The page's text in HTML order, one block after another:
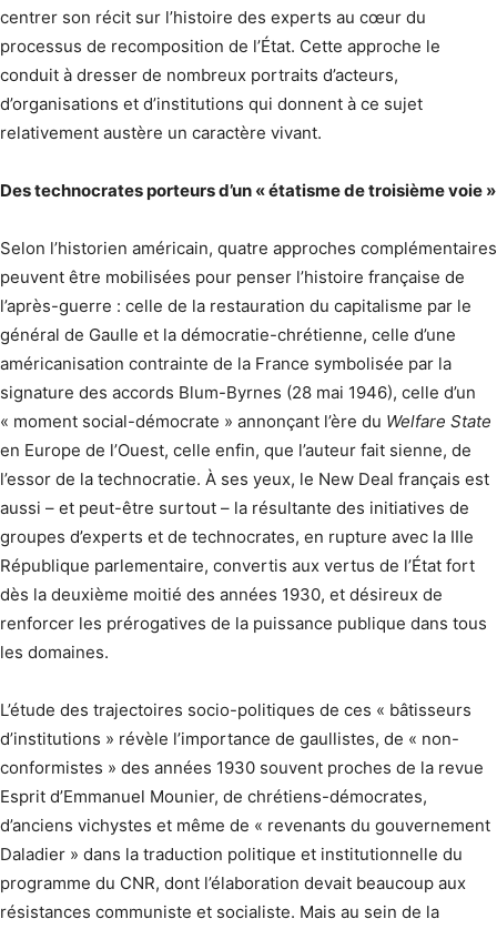
centrer son récit sur l’histoire des experts au cœur du
processus de recomposition de l’État. Cette approche le
conduit à dresser de nombreux portraits d’acteurs,
d’organisations et d’institutions qui donnent à ce sujet
relativement austère un caractère vivant.
Des technocrates porteurs d’un « étatisme de troisième voie »
Selon l’historien américain, quatre approches complémentaires
peuvent être mobilisées pour penser l’histoire française de
l’après-guerre : celle de la restauration du capitalisme par le
général de Gaulle et la démocratie-chrétienne, celle d’une
américanisation contrainte de la France symbolisée par la
signature des accords Blum-Byrnes (28 mai 1946), celle d’un
« moment social-démocrate » annonçant l’ère du Welfare State
en Europe de l’Ouest, celle enfin, que l’auteur fait sienne, de
l’essor de la technocratie. À ses yeux, le New Deal français est
aussi – et peut-être surtout – la résultante des initiatives de
groupes d’experts et de technocrates, en rupture avec la IIIe
République parlementaire, convertis aux vertus de l’État fort
dès la deuxième moitié des années 1930, et désireux de
renforcer les prérogatives de la puissance publique dans tous
les domaines.
L’étude des trajectoires socio-politiques de ces « bâtisseurs
d’institutions » révèle l’importance de gaullistes, de « non-
conformistes » des années 1930 souvent proches de la revue
Esprit d’Emmanuel Mounier, de chrétiens-démocrates,
d’anciens vichystes et même de « revenants du gouvernement
Daladier » dans la traduction politique et institutionnelle du
programme du CNR, dont l’élaboration devait beaucoup aux
résistances communiste et socialiste. Mais au sein de la